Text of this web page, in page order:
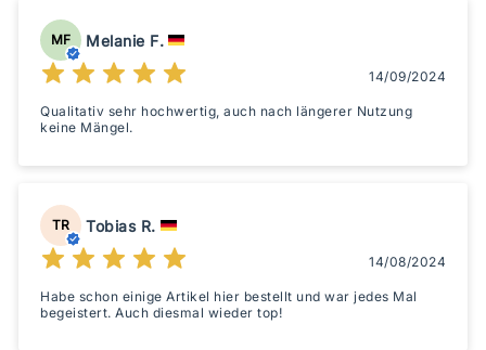
MF Melanie F.
14/09/2024
Qualitativ sehr hochwertig, auch nach längerer Nutzung
keine Mängel.
TR Tobias R.
14/08/2024
Habe schon einige Artikel hier bestellt und war jedes Mal
begeistert. Auch diesmal wieder top!